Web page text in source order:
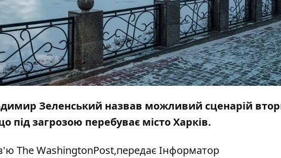
Зеленський назвав можливий сценарій
під загрозою перебуває місто Харків.
The WashingtonPost,передає Інформатор